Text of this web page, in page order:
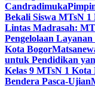
Candradimuka
Bekali Siswa MTsN
Lintas Madrasah:
Pengelolaan
Kota Bogor
untuk Pendidikan
Kelas 9 MTsN 1
Bendera Pasca-Ujian